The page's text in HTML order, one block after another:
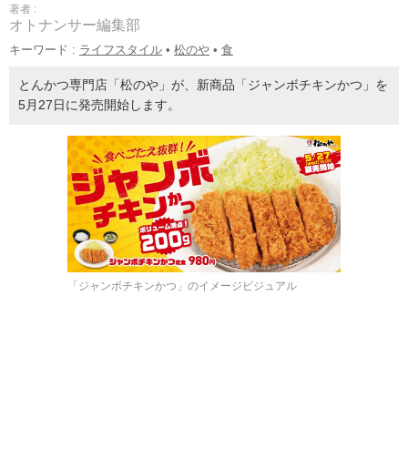
著者 :
オトナンサー編集部
キーワード : ライフスタイル • 松のや • 食
とんかつ専門店「松のや」が、新商品「ジャンボチキンかつ」を
5月27日に発売開始します。
「ジャンボチキンかつ」のイメージビジュアル